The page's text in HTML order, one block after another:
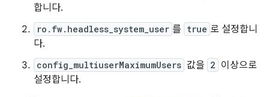
합니다.
ro.fw.headless_system_user 를 true 로 설정합니
다.
config_multiuserMaximumUsers 값을 2 이상으로
설정합니다.